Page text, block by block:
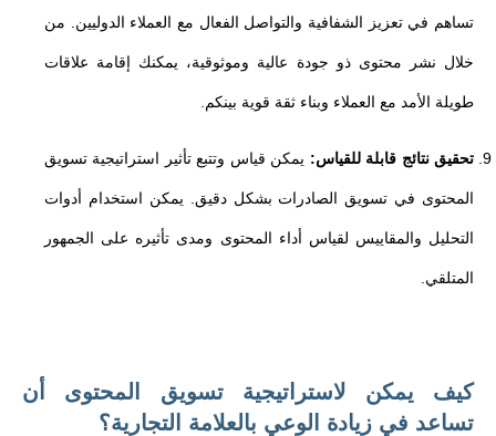
تساهم في تعزيز الشفافية والتواصل الفعال مع العملاء الدوليين. من
خلال نشر محتوى ذو جودة عالية وموثوقية، يمكنك إقامة علاقات
طويلة الأمد مع العملاء وبناء ثقة قوية بينكم.
تحقيق نتائج قابلة للقياس: يمكن قياس وتتبع تأثير استراتيجية تسويق
المحتوى في تسويق الصادرات بشكل دقيق. يمكن استخدام أدوات
التحليل والمقاييس لقياس أداء المحتوى ومدى تأثيره على الجمهور
المتلقي.
كيف يمكن لاستراتيجية تسويق المحتوى أن
تساعد في زيادة الوعي بالعلامة التجارية؟